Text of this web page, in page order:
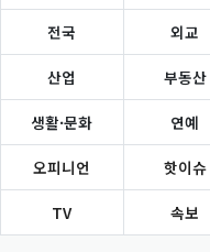
전국 외교
산업 부동산
생활·문화 연예
오피니언 핫이슈
TV 속보